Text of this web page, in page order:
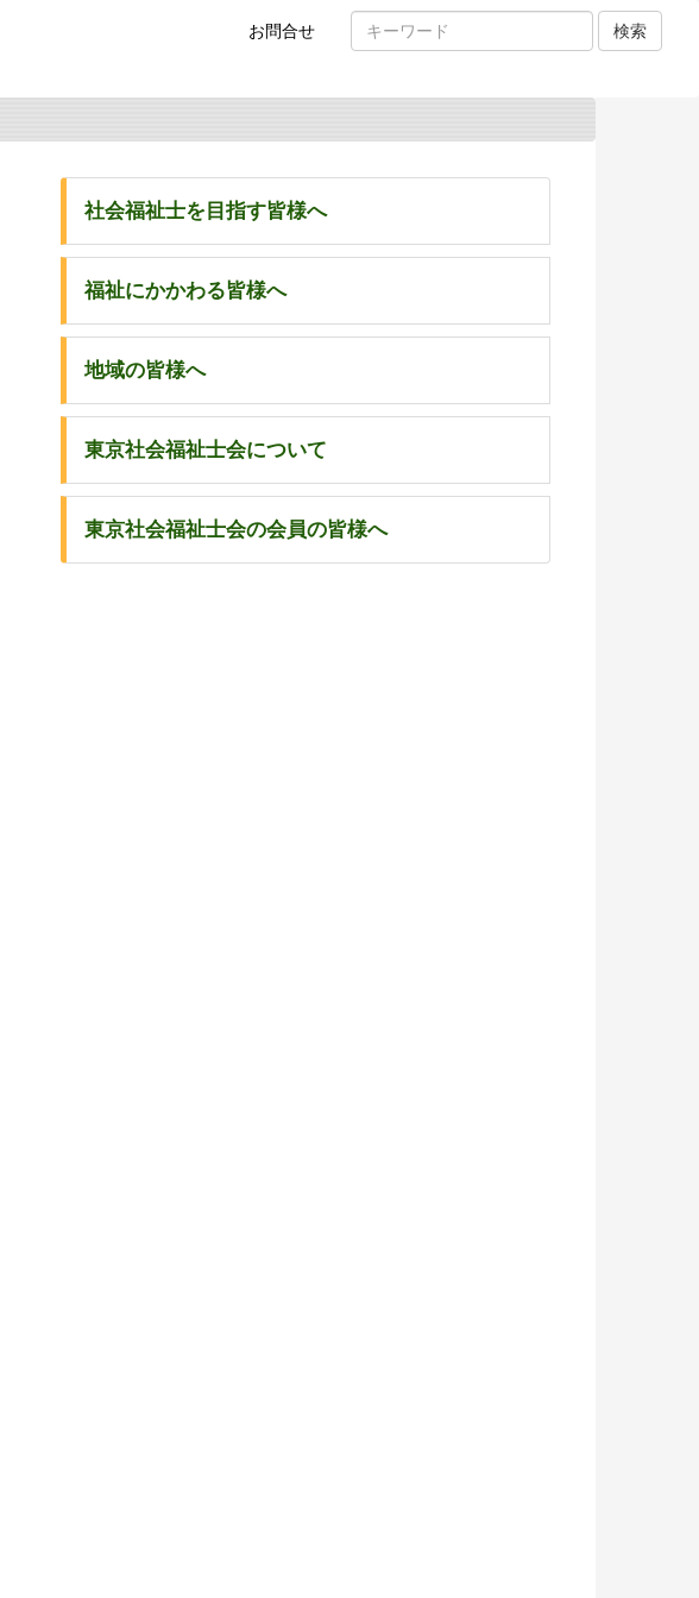
検索
お問合せお
合
社会福祉士を目指す皆様へ
福祉にかかわる皆様へ
地域の皆様へ
東京社会福祉士会について
東京社会福祉士会の会員の皆様へ